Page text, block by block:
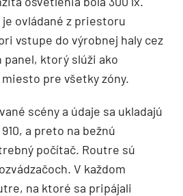
ovládané z priestoru
vstupe do výrobnej haly cez
panel, ktorý slúži ako
pre všetky zóny.
scény a údaje sa ukladajú
a preto na bežnú
počítač. Routre sú
V každom
na ktoré sa pripájali